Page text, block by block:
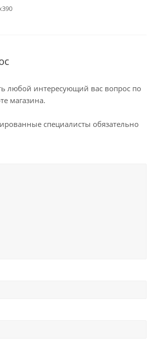
любой интересующий вас вопрос по
магазина.
специалисты обязательно